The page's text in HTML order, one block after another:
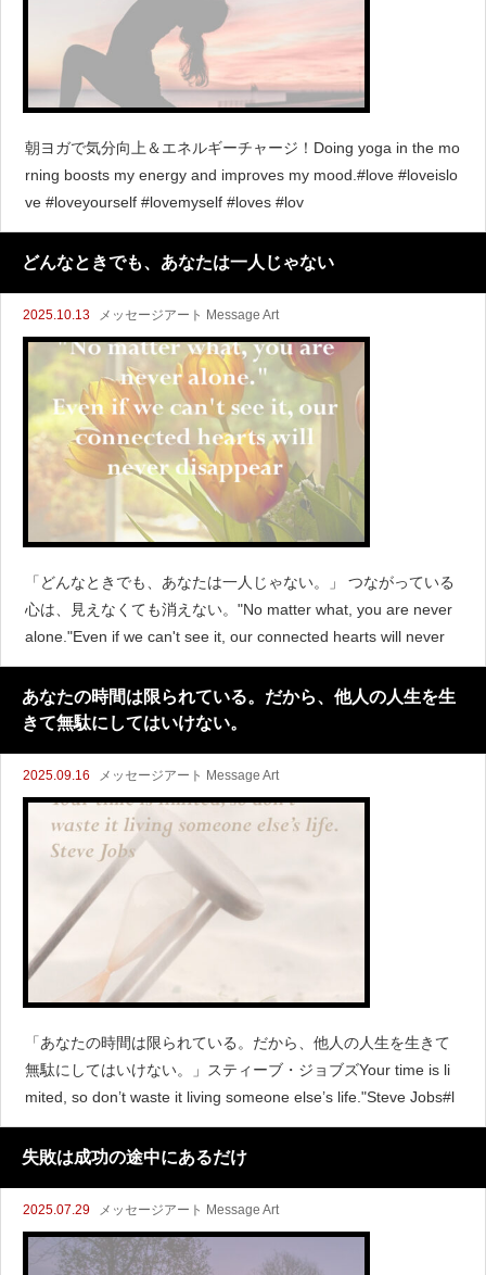
朝ヨガで気分向上＆エネルギーチャージ！Doing yoga in the mo
rning boosts my energy and improves my mood.#love #loveislo
ve #loveyourself #lovemyself #loves #lov
どんなときでも、あなたは一人じゃない
2025.10.13 メッセージアート Message Art
「どんなときでも、あなたは一人じゃない。」 つながっている
心は、見えなくても消えない。"No matter what, you are never
alone."Even if we can't see it, our connected hearts will never
あなたの時間は限られている。だから、他人の人生を生
きて無駄にしてはいけない。
2025.09.16 メッセージアート Message Art
「あなたの時間は限られている。だから、他人の人生を生きて
無駄にしてはいけない。」スティーブ・ジョブズYour time is li
mited, so don’t waste it living someone else’s life."Steve Jobs#l
失敗は成功の途中にあるだけ
2025.07.29 メッセージアート Message Art